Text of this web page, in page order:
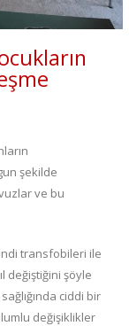
şekilde
ve bu
transfobileri ile
değiştiğini şöyle
ciddi bir
değişiklikler